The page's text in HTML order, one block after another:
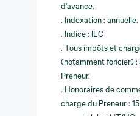
d'avance.
. Indexation : annuelle.
. Indice : ILC
. Tous impôts et
(notamment foncier) :
Preneur.
. Honoraires de
charge du Preneur :